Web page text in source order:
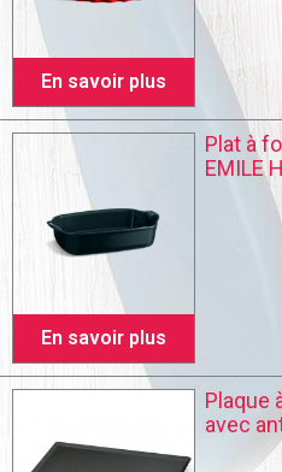
En savoir plus
En savoir plus
Plat à
EMILE
Plaque
avec